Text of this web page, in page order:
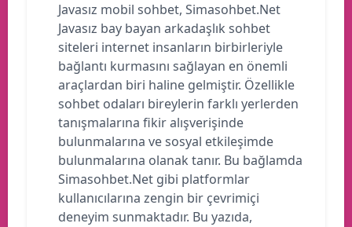
Javasız mobil sohbet, Simasohbet.Net
Javasız bay bayan arkadaşlık sohbet
siteleri internet insanların birbirleriyle
bağlantı kurmasını sağlayan en önemli
araçlardan biri haline gelmiştir. Özellikle
sohbet odaları bireylerin farklı yerlerden
tanışmalarına fikir alışverişinde
bulunmalarına ve sosyal etkileşimde
bulunmalarına olanak tanır. Bu bağlamda
Simasohbet.Net gibi platformlar
kullanıcılarına zengin bir çevrimiçi
deneyim sunmaktadır. Bu yazıda,